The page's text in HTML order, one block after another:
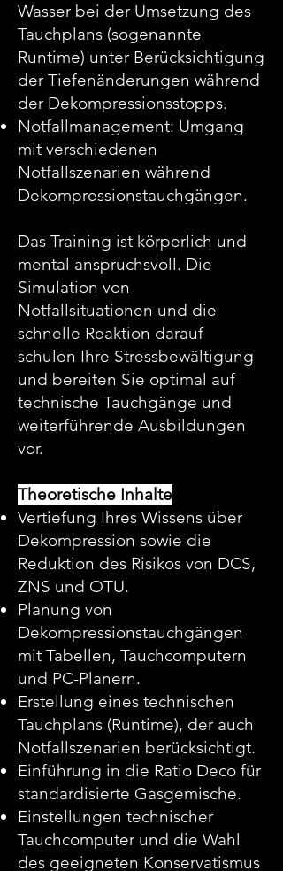
Wasser bei der Umsetzung des
Tauchplans (sogenannte
Runtime) unter Berücksichtigung
der Tiefenänderungen während
der Dekompressionsstopps.
Notfallmanagement: Umgang
mit verschiedenen
Notfallszenarien während
Dekompressionstauchgängen.
Das Training ist körperlich und
mental anspruchsvoll. Die
Simulation von
Notfallsituationen und die
schnelle Reaktion darauf
schulen Ihre Stressbewältigung
und bereiten Sie optimal auf
technische Tauchgänge und
weiterführende Ausbildungen
vor.
Theoretische Inhalte
Vertiefung Ihres Wissens über
Dekompression sowie die
Reduktion des Risikos von DCS,
ZNS und OTU.
Planung von
Dekompressionstauchgängen
mit Tabellen, Tauchcomputern
und PC-Planern.
Erstellung eines technischen
Tauchplans (Runtime), der auch
Notfallszenarien berücksichtigt.
Einführung in die Ratio Deco für
standardisierte Gasgemische.
Einstellungen technischer
Tauchcomputer und die Wahl
des geeigneten Konservatismus